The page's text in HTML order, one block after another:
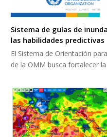
Sistema de guías de
las habilidades predictivas
El Sistema de Orientación
de la OMM busca fortalecer